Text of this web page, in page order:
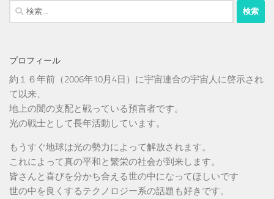
検
索:
プロフィール
約１６年前（2006年10月4日）に宇宙連合の宇宙人に啓示され
て以来、
地上の闇の支配と戦っている預言者です。
光の戦士として長年活動しています。
もうすぐ地球は光の勢力によって解放されます。
これによって真の平和と繁栄の社会が到来します。
皆さんと喜びを分かち合える世の中になってほしいです
世の中を良くするテクノロジー系の話題も好きです。